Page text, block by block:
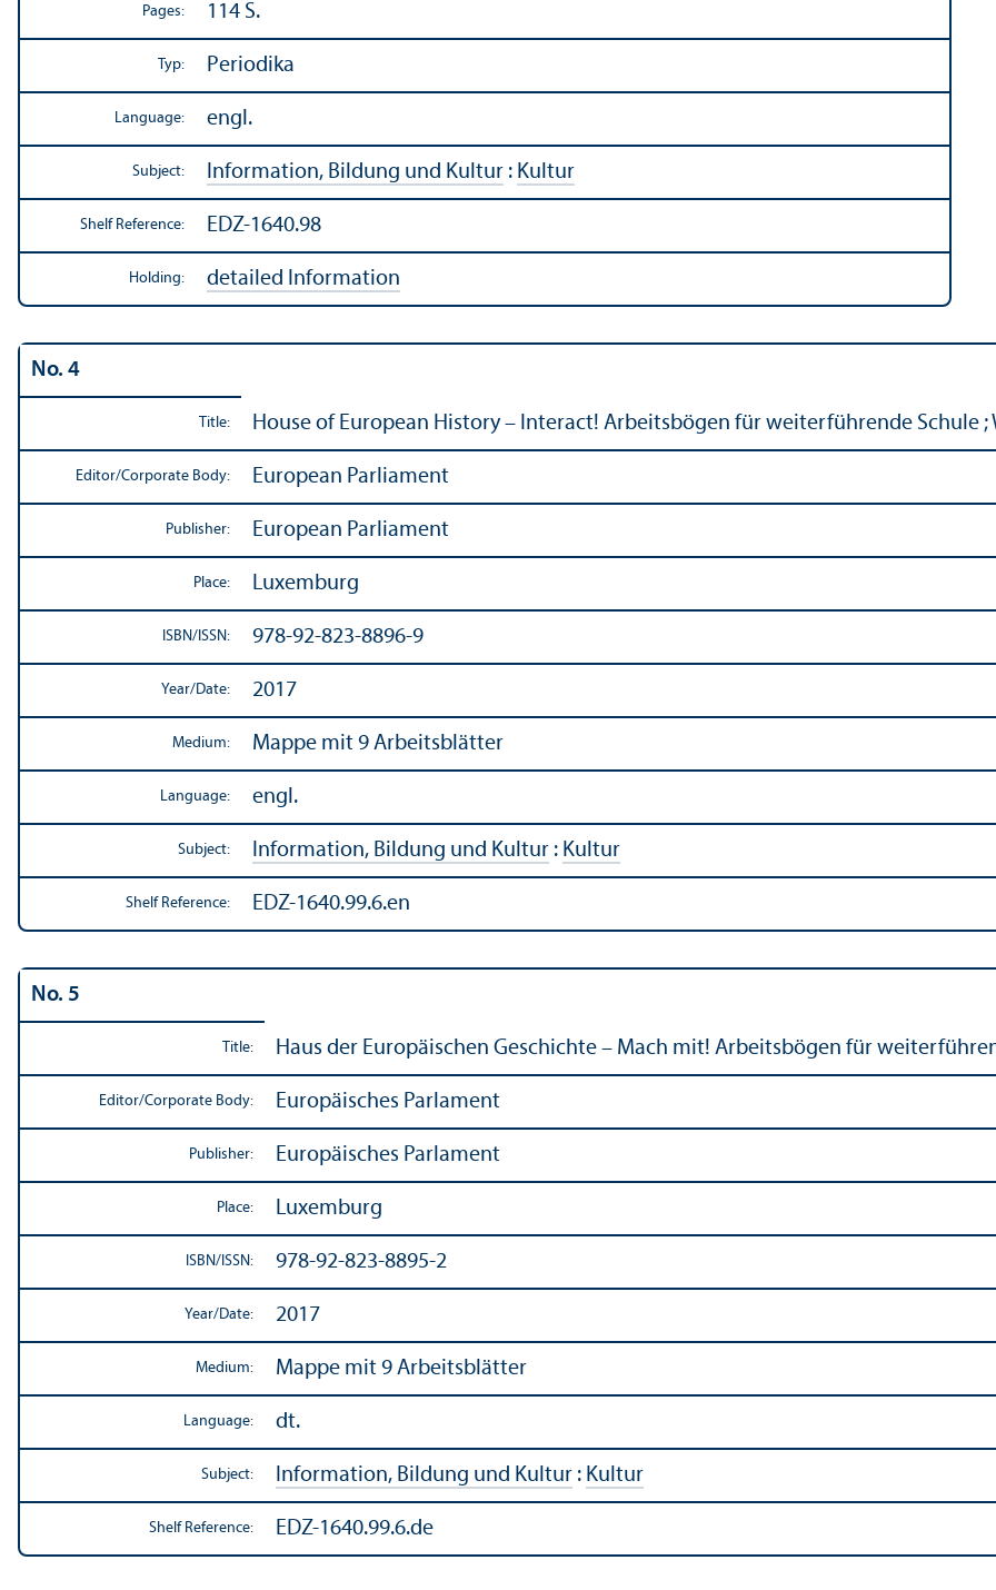
Pages: 114 S.
Typ: Periodika
Language: engl.
Subject: Information, Bildung und Kultur : Kultur
Shelf Reference: EDZ-1640.98
Holding: detailed Information
No. 4
Title: House of European History – Interact! Arbeitsbögen für weiterführende Schule ;
Editor/Corporate Body: European Parliament
Publisher: European Parliament
Place: Luxemburg
ISBN/ISSN: 978-92-823-8896-9
Year/Date: 2017
Medium: Mappe mit 9 Arbeitsblätter
Language: engl.
Subject: Information, Bildung und Kultur : Kultur
Shelf Reference: EDZ-1640.99.6.en
No. 5
Title: Haus der Europäischen Geschichte – Mach mit! Arbeitsbögen für
Editor/Corporate Body: Europäisches Parlament
Publisher: Europäisches Parlament
Place: Luxemburg
ISBN/ISSN: 978-92-823-8895-2
Year/Date: 2017
Medium: Mappe mit 9 Arbeitsblätter
Language: dt.
Subject: Information, Bildung und Kultur : Kultur
Shelf Reference: EDZ-1640.99.6.de